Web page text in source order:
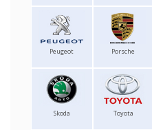
Peugeot Porsche
Skoda Toyota